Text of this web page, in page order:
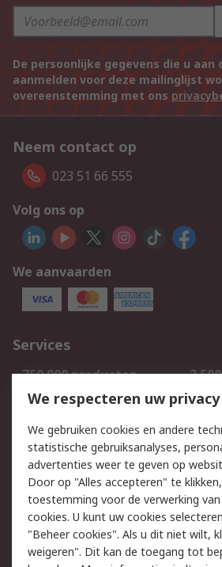
De persoonlijke gegevens die u
aanmelden voor deze mailinglijst
overeenstemming met ons
Neem contact op
023 51 66 555
Volg ons op
We aanvaarden
Services
750.000 producten
Bestellen
Track & Trace
Wettelijk
Cookiebeleid
Privacybeleid
Algemene
We respecteren uw privacy
We gebruiken cookies en andere
statistische gebruiksanalyses,
advertenties weer te geven op
Door op "Alles accepteren" te
toestemming voor de verwerking
cookies. U kunt uw cookies
"Beheer cookies". Als u dit niet wilt,
weigeren". Dit kan de toegang tot